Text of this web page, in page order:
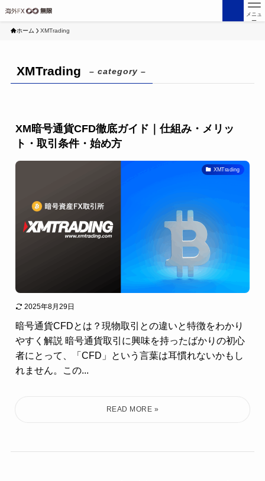
メニュ
ー
ホーム XMTrading
XMTrading – category –
XM暗号通貨CFD徹底ガイド｜仕組み・メリッ
ト・取引条件・始め方
XMTrading
2025年8月29日
暗号通貨CFDとは？現物取引との違いと特徴をわかり
やすく解説 暗号通貨取引に興味を持ったばかりの初心
者にとって、「CFD」という言葉は耳慣れないかもし
れません。この...